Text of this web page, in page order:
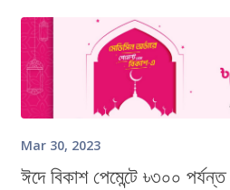
Mar 30, 2023
ঈদে বিকাশ পেমেন্টে ৳৩০০